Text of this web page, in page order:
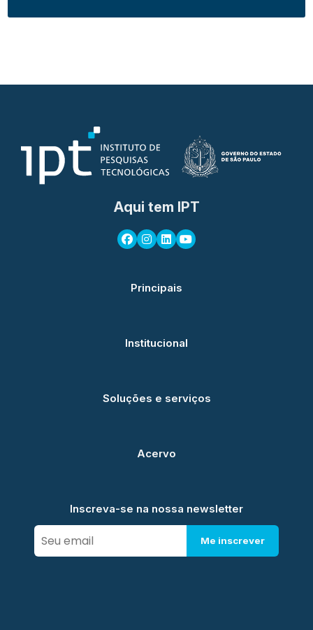
Aqui tem IPT
Principais
Institucional
Soluções e serviços
Acervo
Inscreva-se na nossa newsletter
Me inscrever